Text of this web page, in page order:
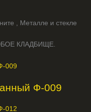
, Металле и стекле
КЛАДБИЩЕ.
Ф-009